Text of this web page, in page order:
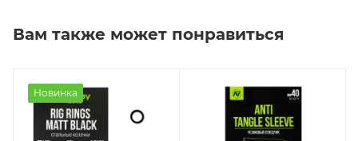
Вам также может понравиться
Новинка